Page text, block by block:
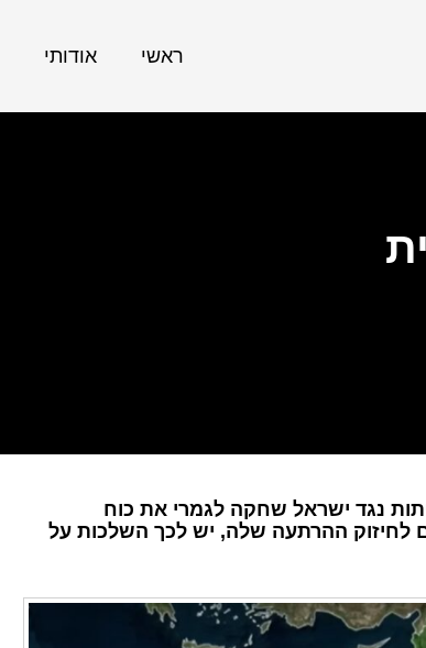
ראשי אודותי
נגד ישראל שחקה לגמרי את כוח
לחיזוק ההרתעה שלה, יש לכך השלכות על